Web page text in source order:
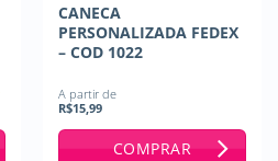
CANECA
PERSONALIZADA FEDEX
– COD 1022
A partir de
R$15,99
COMPRAR